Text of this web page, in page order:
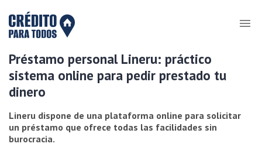
Préstamo personal Lineru: práctico
sistema online para pedir prestado tu
dinero
Lineru dispone de una plataforma online para solicitar
un préstamo que ofrece todas las facilidades sin
burocracia.